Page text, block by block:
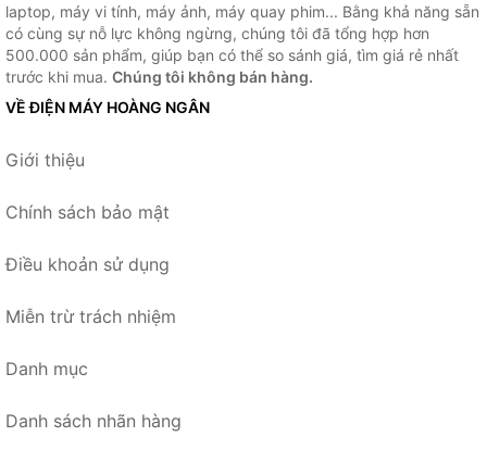
laptop, máy vi tính, máy ảnh, máy quay phim... Bằng khả năng sẵn
có cùng sự nỗ lực không ngừng, chúng tôi đã tổng hợp hơn
500.000 sản phẩm, giúp bạn có thể so sánh giá, tìm giá rẻ nhất
trước khi mua. Chúng tôi không bán hàng.
VỀ ĐIỆN MÁY HOÀNG NGÂN
Giới thiệu
Chính sách bảo mật
Điều khoản sử dụng
Miễn trừ trách nhiệm
Danh mục
Danh sách nhãn hàng